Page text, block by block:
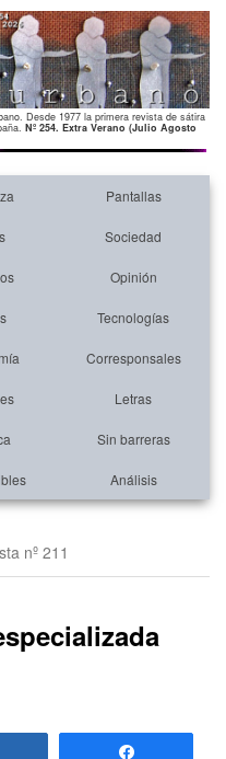
Desde 1977 la primera revista de sátira
Nº 254. Extra Verano (Julio Agosto
Pantallas
Sociedad
Opinión
Tecnologías
Corresponsales
Letras
Sin barreras
Análisis
nº 211